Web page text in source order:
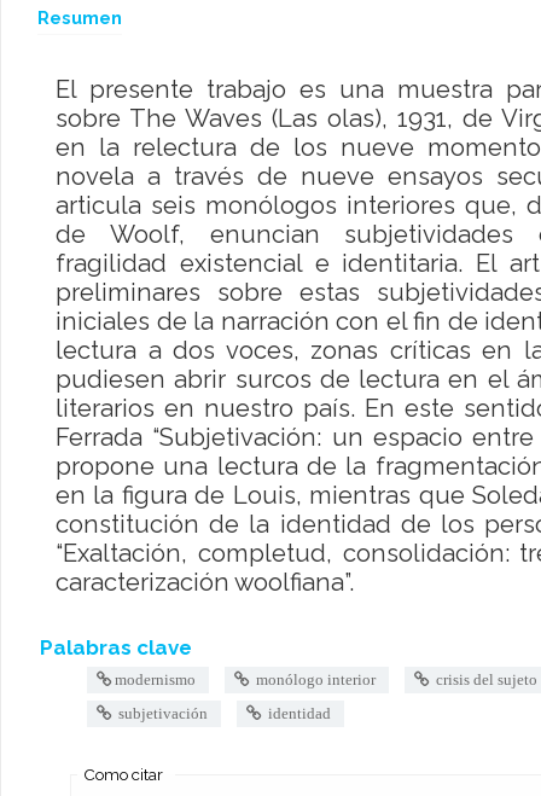
Resumen
El presente trabajo es una muestra
sobre The Waves (Las olas), 1931, de
en la relectura de los nueve
novela a través de nueve ensayos
articula seis monólogos interiores que,
de Woolf, enuncian subjetividades
fragilidad existencial e identitaria. El
preliminares sobre estas
iniciales de la narración con el fin de
lectura a dos voces, zonas críticas en
pudiesen abrir surcos de lectura en el
literarios en nuestro país. En este
Ferrada “Subjetivación: un espacio
propone una lectura de la
en la figura de Louis, mientras que
constitución de la identidad de los
“Exaltación, completud, consolidación:
caracterización woolfiana”.
Palabras clave
modernismo monólogo interior
crisis del sujeto
subjetivación
identidad
Como citar